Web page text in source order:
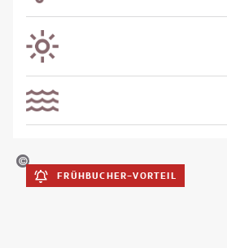
FRÜHBUCHER-VORTEIL
gty